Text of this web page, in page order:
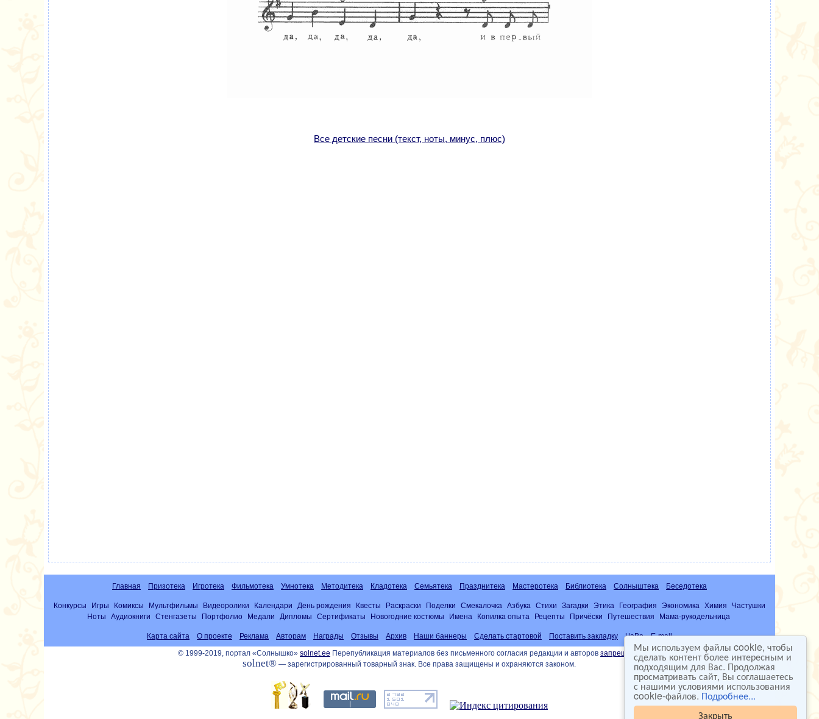
Закрыть
Мы используем файлы cookie, чтобы
сделать контент более интересным и
подходящим для Вас. Продолжая
просматривать сайт, Вы соглашаетесь
с нашими условиями использования
cookie-файлов. Подробнее...
Все детские песни (текст, ноты, минус, плюс)
Главная Призотека Игротека Фильмотека Умнотека Методитека Кладотека Семьятека Празднитека Мастеротека Библиотека Солныштека Беседотека
Конкурсы Игры Комиксы Мультфильмы Видеоролики Календари День рождения Квесты Раскраски Поделки Смекалочка Азбука Стихи Загадки Этика География Экономика Химия
Частушки
Ноты
Аудиокниги Стенгазеты Портфолио Медали Дипломы Сертификаты Новогодние костюмы Имена Копилка опыта Рецепты Причёски Путешествия Мама-рукодельница
Карта сайта О проекте Реклама Авторам Награды Отзывы Архив Наши баннеры Сделать стартовой Поставить закладку ЧаВо
E-mail
© 1999-2019, портал «Солнышко» solnet.ee Перепубликация материалов без письменного согласия редакции и авторов запрещена
solnet®— зарегистрированный товарный знак. Все права защищены и охраняются законом.